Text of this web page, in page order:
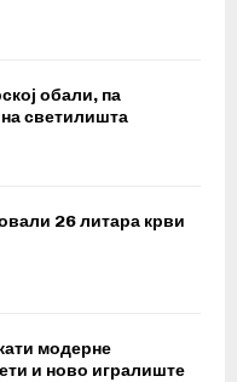
обали, па
светилишта
26 литара крви
модерне
и ново игралиште